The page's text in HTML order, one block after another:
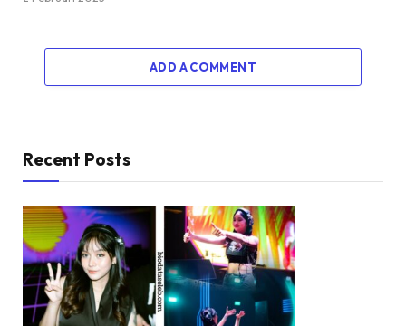
ADD A COMMENT
Recent Posts